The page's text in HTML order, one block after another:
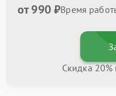
от 990 ₽Время
Скидка 20%